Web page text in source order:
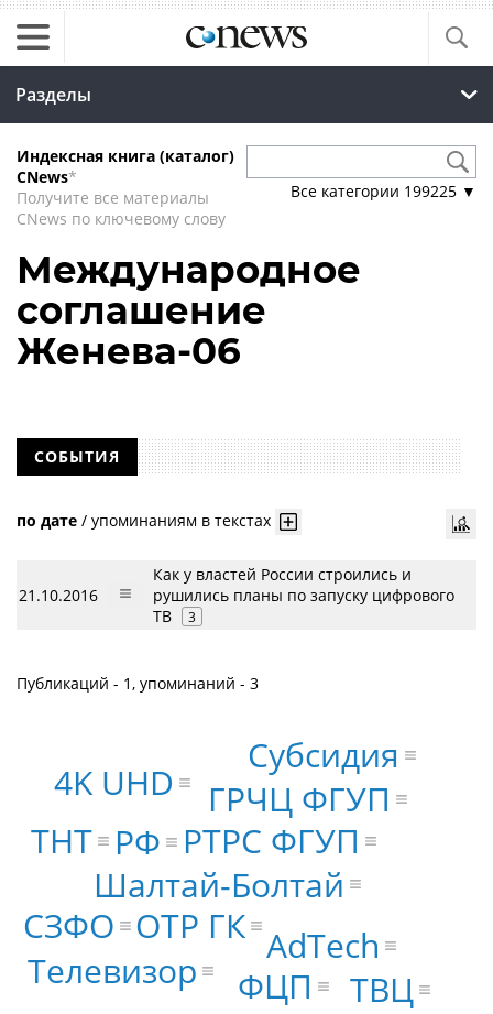
Разделы
Индексная книга (каталог)
CNews*
Получите все материалы
CNews по ключевому слову
Все категории 199225 ▼
Международное
соглашение
Женева-06
СОБЫТИЯ
по дате / упоминаниям в текстах
21.10.2016
Как у властей России строились и
рушились планы по запуску цифрового
ТВ
3
Публикаций - 1, упоминаний - 3
Шалтай-Болтай
РТРС ФГУП
ОТР ГК
ГРЧЦ ФГУП
AdTech
Телевизор
4K UHD
РФ
СЗФО
ФЦП
Субсидия
ТНТ
ТВЦ